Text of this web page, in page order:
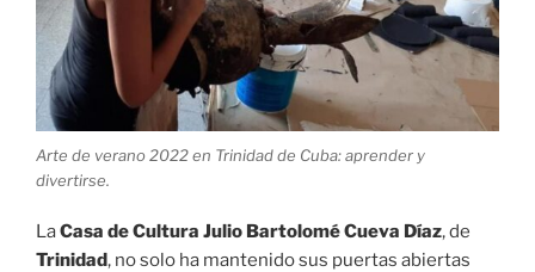
Arte de verano 2022 en Trinidad de Cuba: aprender y
divertirse.
LaCasa de Cultura Julio Bartolomé Cueva Díaz, de
Trinidad, no solo ha mantenido sus puertas abiertas